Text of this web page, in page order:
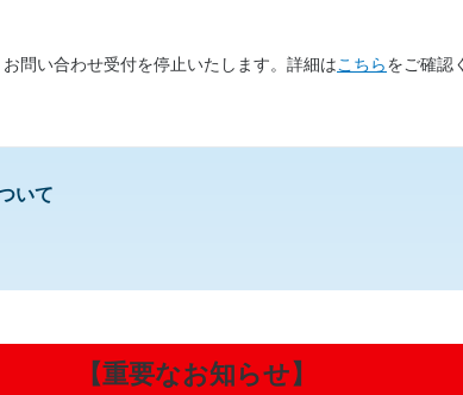
問い合わせ受付を停止いたします。詳細はこちらをご確認
いて
【重要なお知らせ】